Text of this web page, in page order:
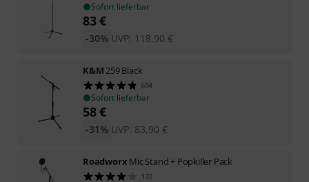
Sofort lieferbar
83€
UVP: 118,90 €
-30%
K&M 259 Black
654
Sofort lieferbar
58€
UVP: 83,90 €
-31%
Roadworx Mic Stand + Popkiller Pack
172